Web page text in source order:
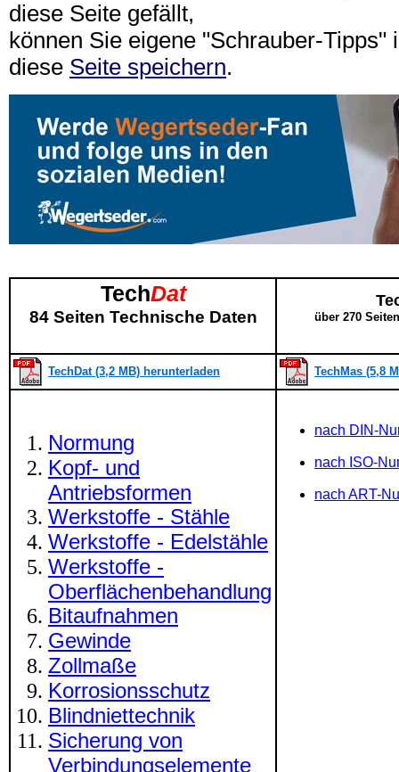
diese Seite gefällt,
können Sie eigene "Schrauber-Tipps"
diese Seite speichern.
TechDat
84 Seiten Technische Daten über 270
TechDat (3,2 MB) herunterladen TechMas (5,8
Normung
Kopf- und
Antriebsformen
Werkstoffe - Stähle
Werkstoffe - Edelstähle
Werkstoffe -
Oberflächenbehandlung
Bitaufnahmen
Gewinde
Zollmaße
Korrosionsschutz
Blindniettechnik
Sicherung von
Verbindungselemente
nach DIN-
nach ISO-
nach ART-